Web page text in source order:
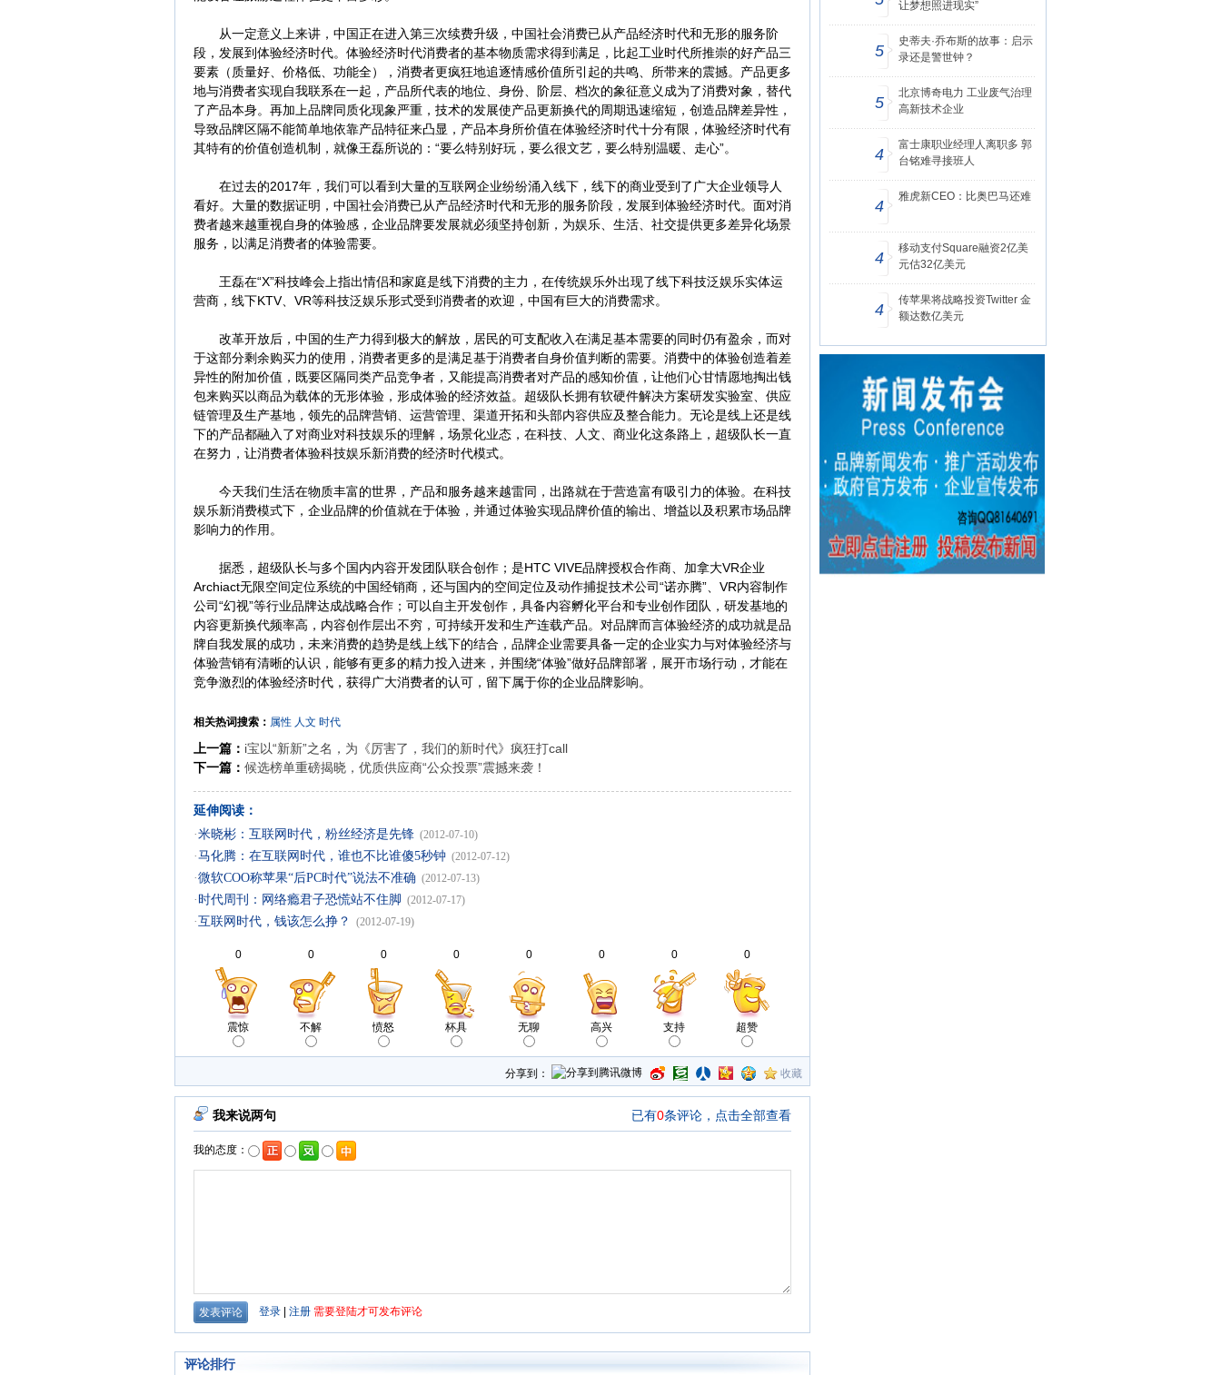
从一定意义上来讲，中国正在进入第三次续费升级，中国社会消费已从产品经济时代和无形的服务阶
段，发展到体验经济时代。体验经济时代消费者的基本物质需求得到满足，比起工业时代所推崇的好产品三
要素（质量好、价格低、功能全），消费者更疯狂地追逐情感价值所引起的共鸣、所带来的震撼。产品更多
地与消费者实现自我联系在一起，产品所代表的地位、身份、阶层、档次的象征意义成为了消费对象，替代
了产品本身。再加上品牌同质化现象严重，技术的发展使产品更新换代的周期迅速缩短，创造品牌差异性，
导致品牌区隔不能简单地依靠产品特征来凸显，产品本身所价值在体验经济时代十分有限，体验经济时代有
其特有的价值创造机制，就像王磊所说的：“要么特别好玩，要么很文艺，要么特别温暖、走心”。
在过去的2017年，我们可以看到大量的互联网企业纷纷涌入线下，线下的商业受到了广大企业领导人
看好。大量的数据证明，中国社会消费已从产品经济时代和无形的服务阶段，发展到体验经济时代。面对消
费者越来越重视自身的体验感，企业品牌要发展就必须坚持创新，为娱乐、生活、社交提供更多差异化场景
服务，以满足消费者的体验需要。
王磊在“X”科技峰会上指出情侣和家庭是线下消费的主力，在传统娱乐外出现了线下科技泛娱乐实体运
营商，线下KTV、VR等科技泛娱乐形式受到消费者的欢迎，中国有巨大的消费需求。
改革开放后，中国的生产力得到极大的解放，居民的可支配收入在满足基本需要的同时仍有盈余，而对
于这部分剩余购买力的使用，消费者更多的是满足基于消费者自身价值判断的需要。消费中的体验创造着差
异性的附加价值，既要区隔同类产品竞争者，又能提高消费者对产品的感知价值，让他们心甘情愿地掏出钱
包来购买以商品为载体的无形体验，形成体验的经济效益。超级队长拥有软硬件解决方案研发实验室、供应
链管理及生产基地，领先的品牌营销、运营管理、渠道开拓和头部内容供应及整合能力。无论是线上还是线
下的产品都融入了对商业对科技娱乐的理解，场景化业态，在科技、人文、商业化这条路上，超级队长一直
在努力，让消费者体验科技娱乐新消费的经济时代模式。
今天我们生活在物质丰富的世界，产品和服务越来越雷同，出路就在于营造富有吸引力的体验。在科技
娱乐新消费模式下，企业品牌的价值就在于体验，并通过体验实现品牌价值的输出、增益以及积累市场品牌
影响力的作用。
据悉，超级队长与多个国内内容开发团队联合创作；是HTC VIVE品牌授权合作商、加拿大VR企业
Archiact无限空间定位系统的中国经销商，还与国内的空间定位及动作捕捉技术公司“诺亦腾”、VR内容制作
公司“幻视”等行业品牌达成战略合作；可以自主开发创作，具备内容孵化平台和专业创作团队，研发基地的
内容更新换代频率高，内容创作层出不穷，可持续开发和生产连载产品。对品牌而言体验经济的成功就是品
牌自我发展的成功，未来消费的趋势是线上线下的结合，品牌企业需要具备一定的企业实力与对体验经济与
体验营销有清晰的认识，能够有更多的精力投入进来，并围绕“体验”做好品牌部署，展开市场行动，才能在
竞争激烈的体验经济时代，获得广大消费者的认可，留下属于你的企业品牌影响。
相关热词搜索： 属性 人文 时代
上一篇： i宝以“新新”之名，为《厉害了，我们的新时代》疯狂打call
下一篇： 候选榜单重磅揭晓，优质供应商“公众投票”震撼来袭！
延伸阅读：
·米晓彬：互联网时代，粉丝经济是先锋 (2012-07-10)
·马化腾：在互联网时代，谁也不比谁傻5秒钟 (2012-07-12)
·微软COO称苹果“后PC时代”说法不准确 (2012-07-13)
· 时代周刊：网络瘾君子恐慌站不住脚 (2012-07-17)
·互联网时代，钱该怎么挣？ (2012-07-19)
0
震惊
0
不解
0
愤怒
0
杯具
0
无聊
0
高兴
0
支持
0
超赞
分享到： 收藏
评论排行
让梦想照进现实”
5
史蒂夫·乔布斯的故事：启示
录还是警世钟？
5
北京博奇电力 工业废气治理
高新技术企业
4
富士康职业经理人离职多 郭
台铭难寻接班人
4
雅虎新CEO：比奥巴马还难
4
移动支付Square融资2亿美
元估32亿美元
4
传苹果将战略投资Twitter 金
额达数亿美元